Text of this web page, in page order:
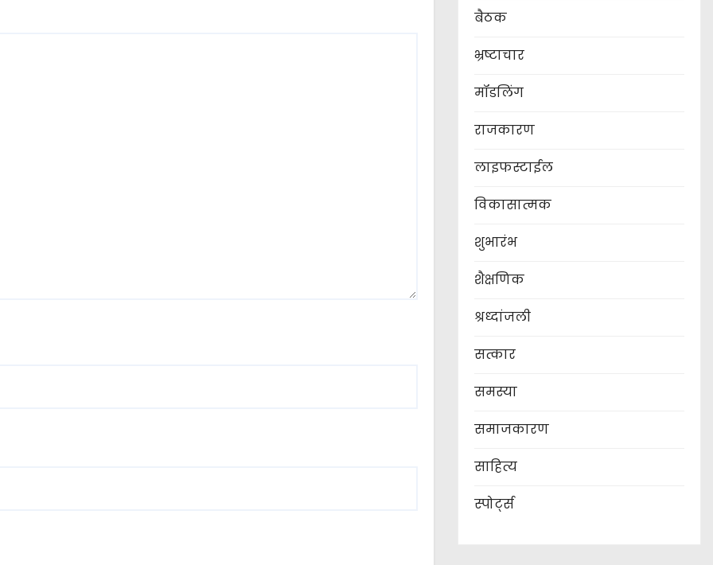
बैठक
भ्रष्टाचार
मॉडलिंग
राजकारण
लाइफस्टाईल
विकासात्मक
शुभारंभ
शैक्षणिक
श्रध्दांजली
सत्कार
समस्या
समाजकारण
साहित्य
स्पोर्ट्स